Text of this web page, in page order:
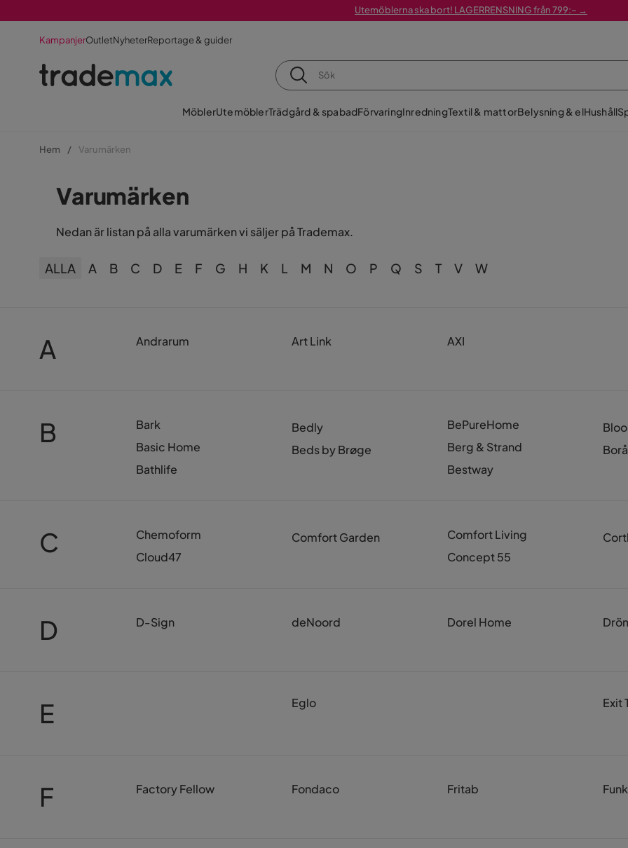
Utemöblerna ska bort! LAGERRENSNING från 799:– →
KampanjerOutletNyheterReportage & guider
MöblerUtemöblerTrädgård & spabadFörvaringInredningTextil & mattorBelysning & elHushåll
Hem Varumärken
Varumärken
Nedan är listan på alla varumärken vi säljer på Trademax.
ALLA A B C D E F G H K L M N O P Q S T V W
A Andrarum Art Link AXI
B
Bark
Basic Home
Bathlife
Bedly
Beds by Brøge
BePureHome
Berg & Strand
Bestway
C
Chemoform
Cloud47
Comfort Garden
Comfort Living
Concept 55
D D-Sign deNoord Dorel Home
E Eglo Exit
F Factory Fellow Fondaco Fritab